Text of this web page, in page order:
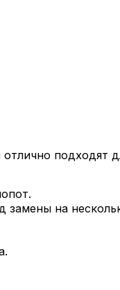
отлично подходят
замены на